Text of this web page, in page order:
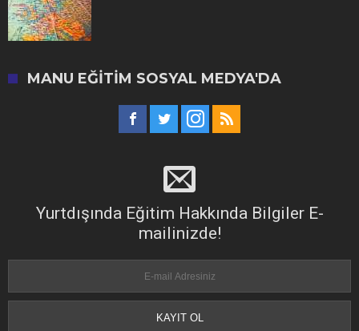
MANU EĞITIM SOSYAL MEDYA'DA
Yurtdışında Eğitim Hakkında Bilgiler E-
mailinizde!